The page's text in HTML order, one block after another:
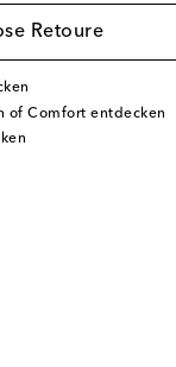
Retoure
of Comfort entdecken